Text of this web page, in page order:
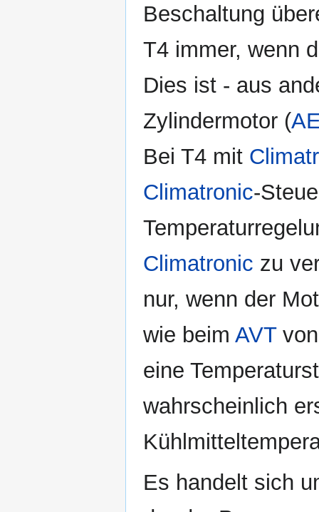
Beschaltung
T4 immer, wenn
Dies ist - aus
Zylindermotor (
Bei T4 mit
Climatronic-
Climatronic zu
nur, wenn der
wie beim AVTvon
eine
wahrscheinlich
Es handelt sich